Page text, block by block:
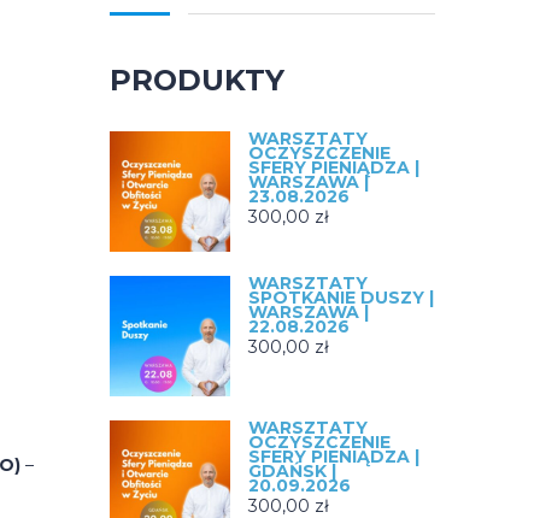
–
PRODUKTY
WARSZTATY
OCZYSZCZENIE
SFERY PIENIĄDZA |
WARSZAWA |
23.08.2026
300,00 zł
WARSZTATY
SPOTKANIE DUSZY |
WARSZAWA |
22.08.2026
300,00 zł
WARSZTATY
OCZYSZCZENIE
SFERY PIENIĄDZA |
GDAŃSK |
20.09.2026
300,00 zł